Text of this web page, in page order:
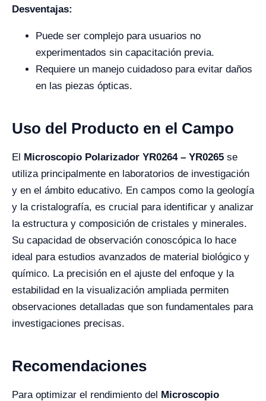
Desventajas:
Puede ser complejo para usuarios no
experimentados sin capacitación previa.
Requiere un manejo cuidadoso para evitar daños
en las piezas ópticas.
Uso del Producto en el Campo
El Microscopio Polarizador YR0264 – YR0265 se
utiliza principalmente en laboratorios de investigación
y en el ámbito educativo. En campos como la geología
y la cristalografía, es crucial para identificar y analizar
la estructura y composición de cristales y minerales.
Su capacidad de observación conoscópica lo hace
ideal para estudios avanzados de material biológico y
químico. La precisión en el ajuste del enfoque y la
estabilidad en la visualización ampliada permiten
observaciones detalladas que son fundamentales para
investigaciones precisas.
Recomendaciones
Para optimizar el rendimiento del Microscopio